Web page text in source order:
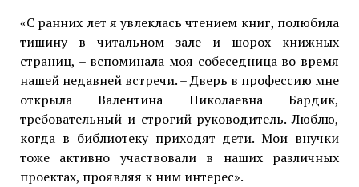
«С ранних лет я увлеклась чтением книг, полюбила
тишину в читальном зале и шорох книжных
страниц, – вспоминала моя собеседница во время
нашей недавней встречи. – Дверь в профессию мне
открыла Валентина Николаевна Бардик,
требовательный и строгий руководитель. Люблю,
когда в библиотеку приходят дети. Мои внучки
тоже активно участвовали в наших различных
проектах, проявляя к ним интерес».